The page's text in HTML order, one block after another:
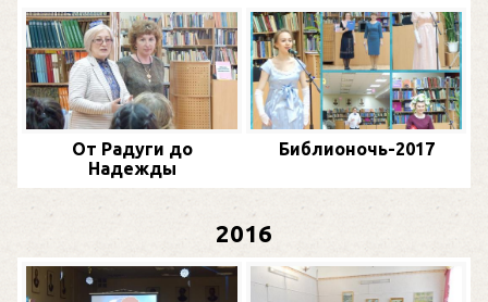
От Радуги до
Надежды
Библионочь-2017
2016